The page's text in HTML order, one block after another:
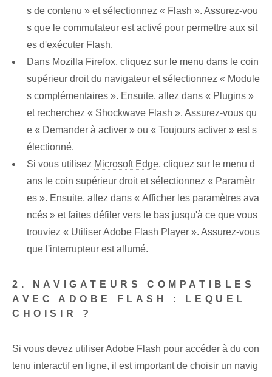
s de contenu » et sélectionnez « Flash ». Assurez-vou
s que le commutateur est activé pour permettre aux sit
es d'exécuter Flash.
Dans Mozilla Firefox, cliquez sur le menu dans le coin
supérieur droit du navigateur et sélectionnez « Module
s complémentaires ». Ensuite, allez dans « Plugins »
et recherchez « Shockwave Flash ». Assurez-vous qu
e « Demander à activer » ou « Toujours activer » est s
électionné.
Si vous utilisez Microsoft Edge, cliquez sur le menu d
ans le coin supérieur droit et sélectionnez « Paramètr
es ». Ensuite, allez dans « Afficher les paramètres ava
ncés » et faites défiler vers le bas jusqu'à ce que vous
trouviez « Utiliser Adobe Flash Player ». Assurez-vous
que l'interrupteur est allumé.
2. NAVIGATEURS COMPATIBLES
AVEC ADOBE FLASH : LEQUEL
CHOISIR ?
Si vous devez utiliser Adobe Flash pour accéder à du con
tenu interactif en ligne, il est important de choisir un navig